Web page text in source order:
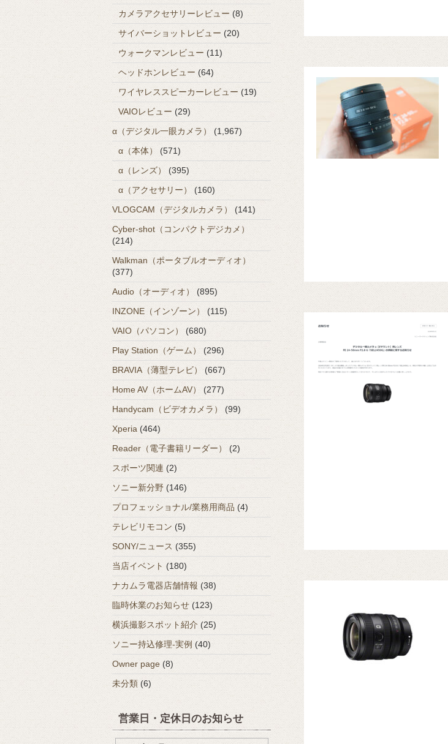
カメラアクセサリーレビュー (8)
サイバーショットレビュー (20)
ウォークマンレビュー (11)
ヘッドホンレビュー (64)
ワイヤレススピーカーレビュー (19)
VAIOレビュー (29)
α（デジタル一眼カメラ）
(1,967)
α（本体）
(571)
α（レンズ）
(395)
α（アクセサリー）
(160)
VLOGCAM（デジタルカメラ）
(141)
Cyber-shot（コンパクトデジカメ）
(214)
Walkman（ポータブルオーディオ）
(377)
Audio（オーディオ）
(895)
INZONE（インゾーン）
(115)
VAIO（パソコン）
(680)
Play Station（ゲーム）
(296)
BRAVIA（薄型テレビ）
(667)
Home AV（ホームAV）
(277)
Handycam（ビデオカメラ）
(99)
Xperia (464)
Reader（電子書籍リーダー）
(2)
スポーツ関連 (2)
ソニー新分野 (146)
プロフェッショナル/業務用商品 (4)
テレビリモコン (5)
SONY/ニュース (355)
当店イベント (180)
ナカムラ電器店舗情報 (38)
臨時休業のお知らせ (123)
横浜撮影スポット紹介 (25)
ソニー持込修理-実例 (40)
Owner page (8)
未分類 (6)
営業日・定休日のお知らせ